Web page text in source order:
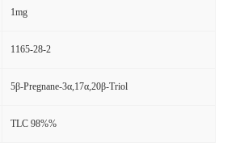
1mg
1165-28-2
5β-Pregnane-3α,17α,20β-Triol
TLC 98%%